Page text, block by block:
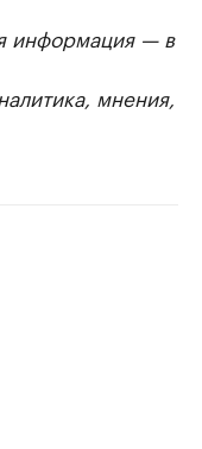
информация — в
мнения,